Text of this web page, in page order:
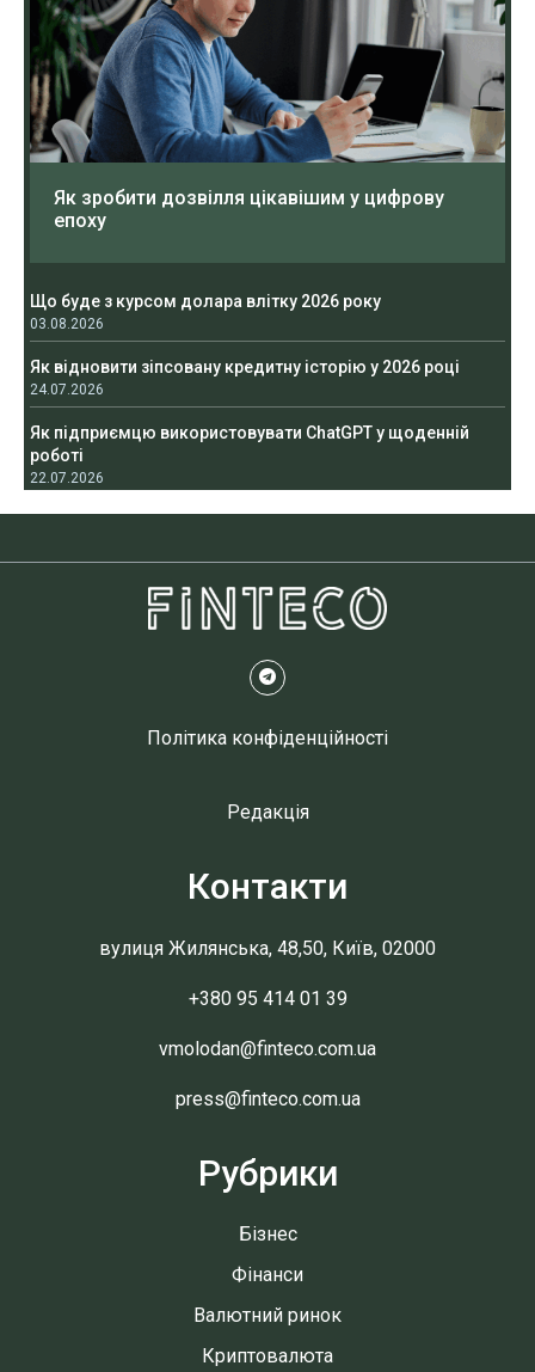
Як зробити дозвілля цікавішим у цифрову
епоху
Що буде з курсом долара влітку 2026 року
03.08.2026
Як відновити зіпсовану кредитну історію у 2026 році
24.07.2026
Як підприємцю використовувати ChatGPT у щоденній
роботі
22.07.2026
Політика конфіденційності
Редакція
Контакти
вулиця Жилянська, 48,50, Київ, 02000
+380 95 414 01 39
vmolodan@finteco.com.ua
press@finteco.com.ua
Рубрики
Бізнес
Фінанси
Валютний ринок
Криптовалюта